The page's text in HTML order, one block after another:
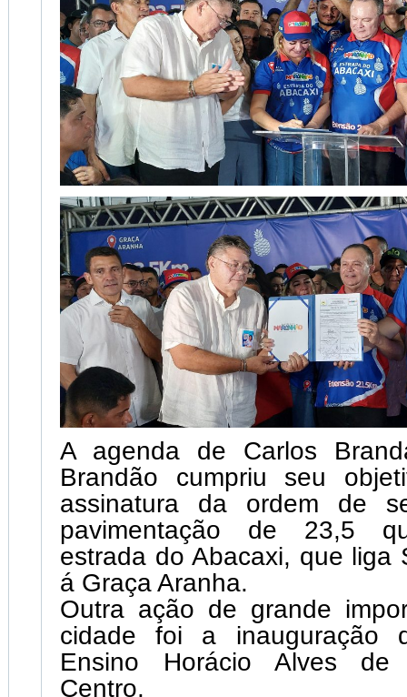
A agenda de Carlos
Brandão cumpriu seu
assinatura da ordem de
pavimentação de 23,5
estrada do Abacaxi, que liga
á Graça Aranha.
Outra ação de grande
cidade foi a inauguração
Ensino Horácio Alves de
Centro.